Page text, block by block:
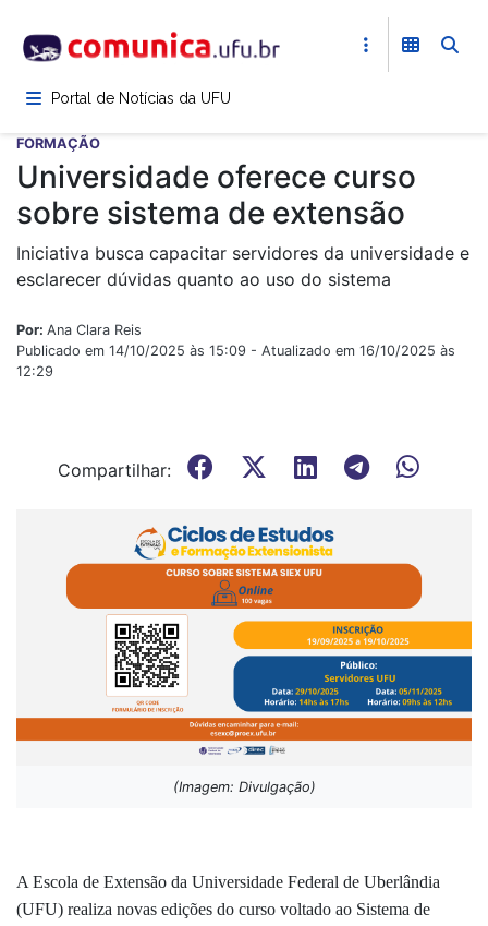
para
conteúdoPortal de Notícias da UFU
FORMAÇÃO
Universidade oferece curso
sobre sistema de extensão
Iniciativa busca capacitar servidores da universidade e
esclarecer dúvidas quanto ao uso do sistema
Por: Ana Clara Reis
Publicado em 14/10/2025 às 15:09 - Atualizado em 16/10/2025 às
12:29
Compartilhar:
(Imagem: Divulgação)
A Escola de Extensão da Universidade Federal de Uberlândia
(UFU) realiza novas edições do curso voltado ao Sistema de